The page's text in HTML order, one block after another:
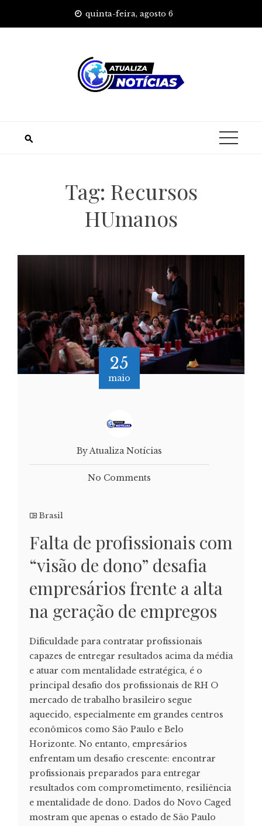
quinta-feira, agosto 6
Tag: Recursos
HUmanos
25
maio
By Atualiza Notícias
No Comments
Brasil
Falta de profissionais com
“visão de dono” desafia
empresários frente a alta
na geração de empregos
Dificuldade para contratar profissionais
capazes de entregar resultados acima da média
e atuar com mentalidade estratégica, é o
principal desafio dos profissionais de RH O
mercado de trabalho brasileiro segue
aquecido, especialmente em grandes centros
econômicos como São Paulo e Belo
Horizonte. No entanto, empresários
enfrentam um desafio crescente: encontrar
profissionais preparados para entregar
resultados com comprometimento, resiliência
e mentalidade de dono. Dados do Novo Caged
mostram que apenas o estado de São Paulo